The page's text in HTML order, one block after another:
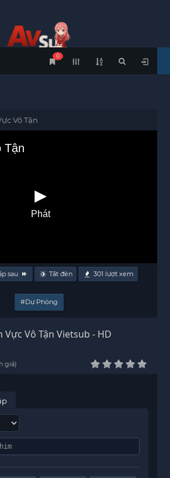
0
Vô Tận
Tận
Phát
sau Tắt đèn 301 lượt xem
#Dự Phòng
Watch Thần Vực Vô Tận Vietsub - HD
giá